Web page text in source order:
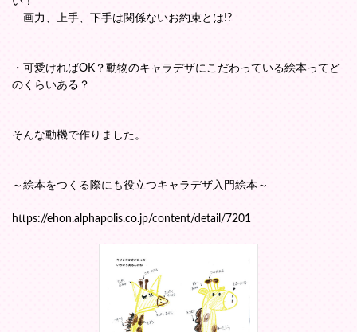
画力、上手、下手は関係ないお約束とは!?
・可愛ければOK？動物のキャラデザにこだわっている絵本ってど
のくらいある？
そんな動機で作りました。
～絵本をつくる際にも役立つキャラデザ入門絵本～
https://ehon.alphapolis.co.jp/content/detail/7201